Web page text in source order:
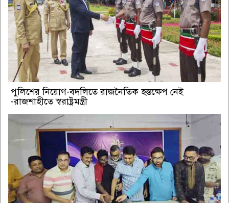
পুলিশের নিয়োগ-বদলিতে রাজনৈতিক হস্তক্ষেপ নেই
-রাজশাহীতে স্বরাষ্ট্রমন্ত্রী